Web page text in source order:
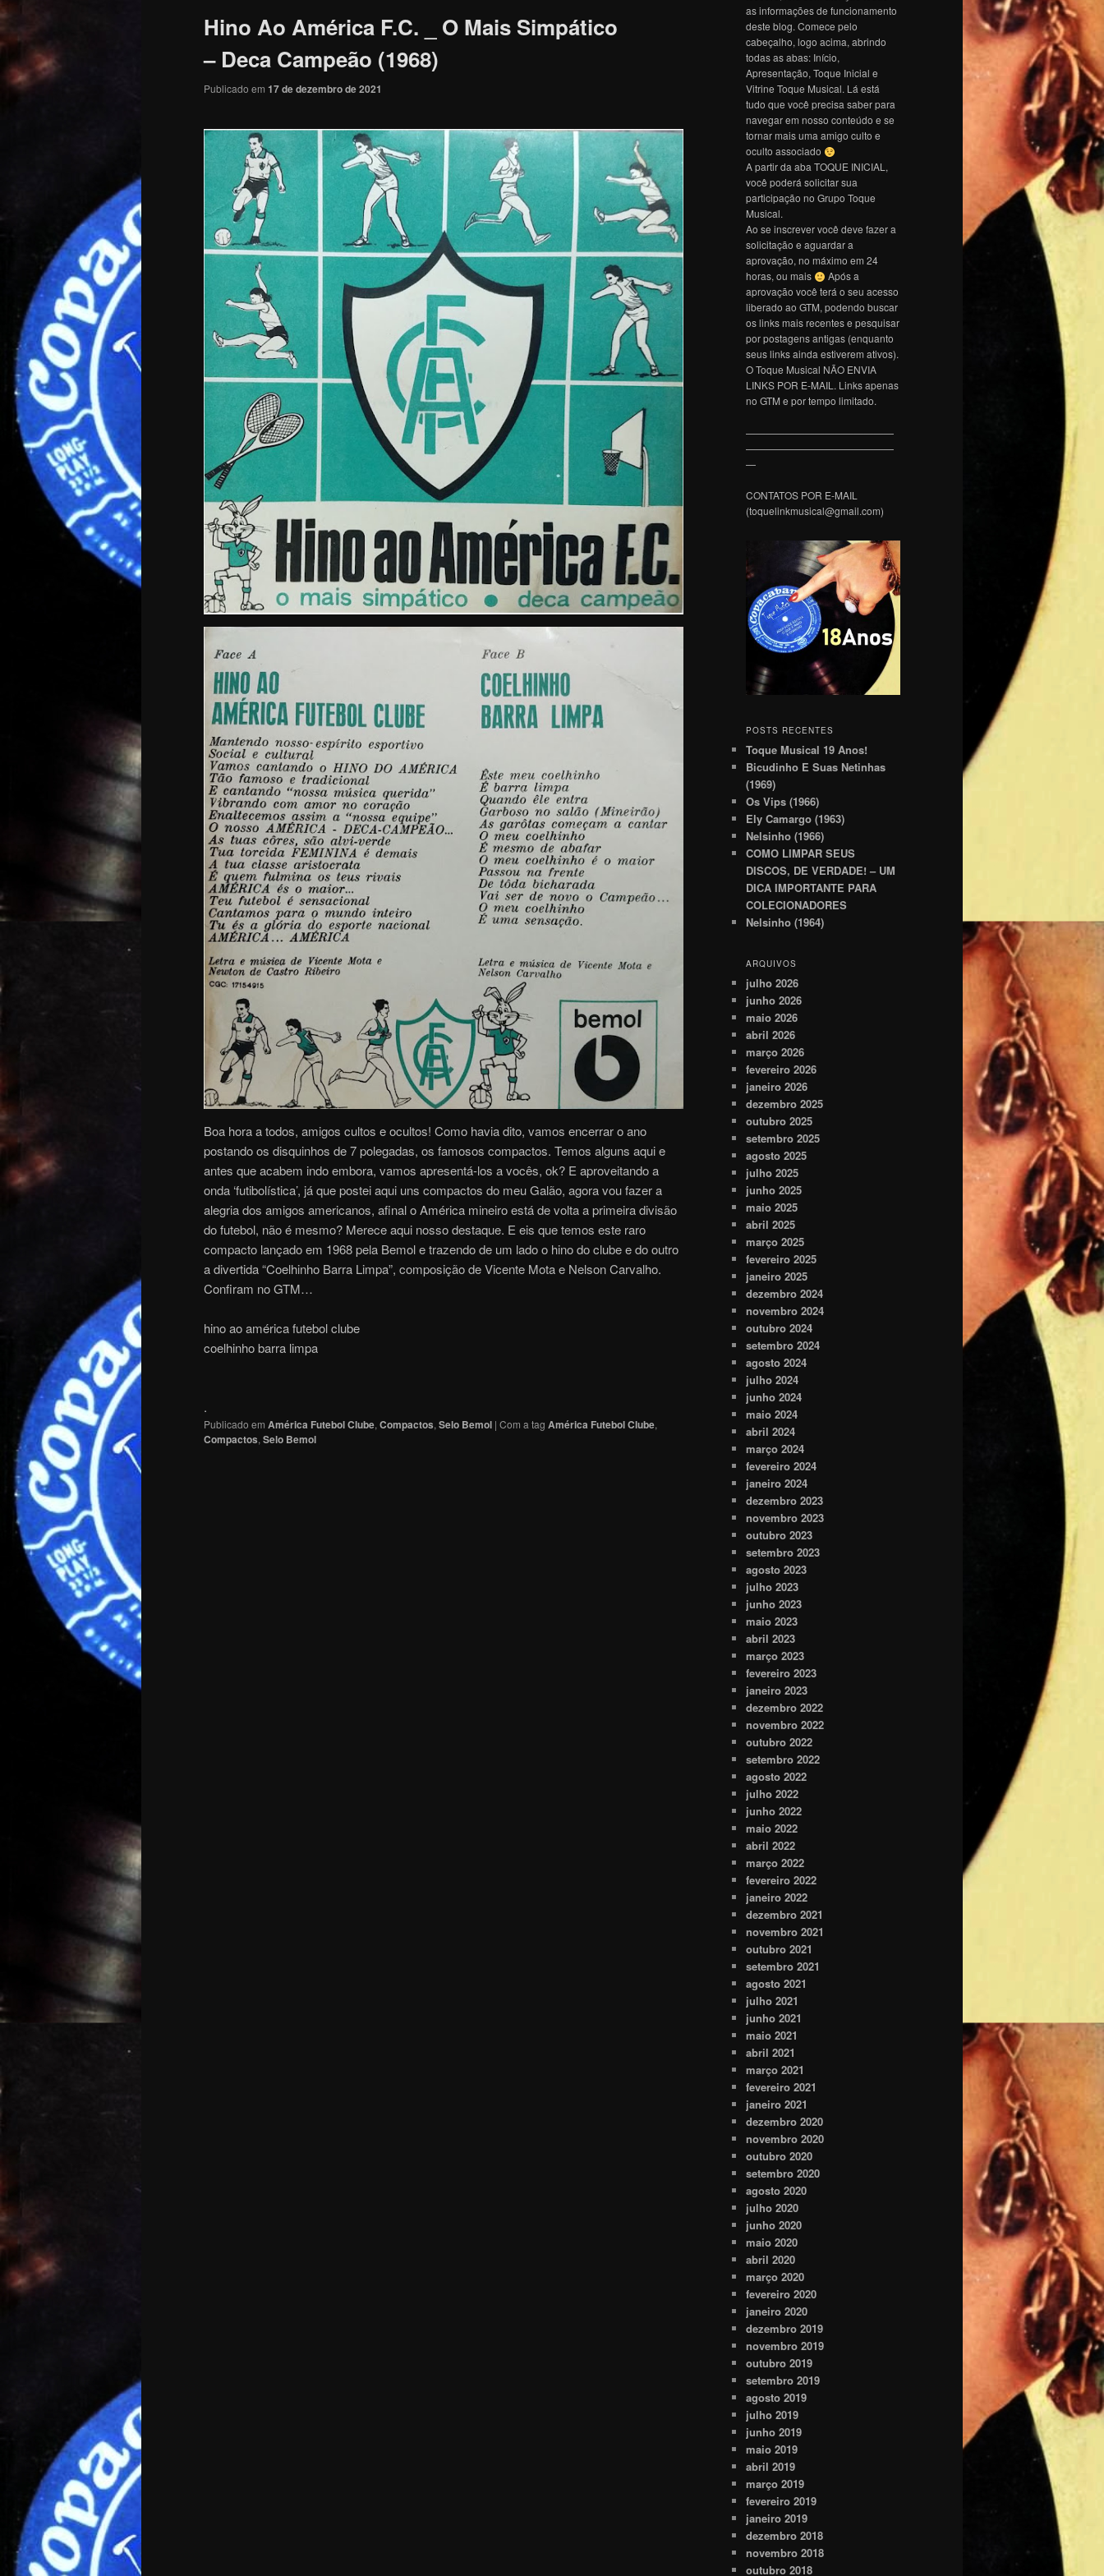
Hino Ao América F.C. _ O Mais Simpático
– Deca Campeão (1968)
Publicado em 17 de dezembro de 2021
Boa hora a todos, amigos cultos e ocultos! Como havia dito, vamos encerrar o ano
postando os disquinhos de 7 polegadas, os famosos compactos. Temos alguns aqui e
antes que acabem indo embora, vamos apresentá-los a vocês, ok? E aproveitando a
onda ‘futibolística’, já que postei aqui uns compactos do meu Galão, agora vou fazer a
alegria dos amigos americanos, afinal o América mineiro está de volta a primeira divisão
do futebol, não é mesmo? Merece aqui nosso destaque. E eis que temos este raro
compacto lançado em 1968 pela Bemol e trazendo de um lado o hino do clube e do outro
a divertida “Coelhinho Barra Limpa”, composição de Vicente Mota e Nelson Carvalho.
Confiram no GTM…
hino ao américa futebol clube
coelhinho barra limpa
.
Publicado em América Futebol Clube, Compactos, Selo Bemol | Com a tag América Futebol Clube,
Compactos, Selo Bemol
as informações de funcionamento
deste blog. Comece pelo
cabeçalho, logo acima, abrindo
todas as abas: Início,
Apresentação, Toque Inicial e
Vitrine Toque Musical. Lá está
tudo que você precisa saber para
navegar em nosso conteúdo e se
tornar mais uma amigo culto e
oculto associado
A partir da aba TOQUE INICIAL,
você poderá solicitar sua
participação no Grupo Toque
Musical.
Ao se inscrever você deve fazer a
solicitação e aguardar a
aprovação, no máximo em 24
horas, ou mais
Após a
aprovação você terá o seu acesso
liberado ao GTM, podendo buscar
os links mais recentes e pesquisar
por postagens antigas (enquanto
seus links ainda estiverem ativos).
O Toque Musical NÃO ENVIA
LINKS POR E-MAIL. Links apenas
no GTM e por tempo limitado.
———————————————
———————————————
—
CONTATOS POR E-MAIL
(toquelinkmusical@gmail.com)
POSTS RECENTES
Toque Musical 19 Anos!
Bicudinho E Suas Netinhas
(1969)
Os Vips (1966)
Ely Camargo (1963)
Nelsinho (1966)
COMO LIMPAR SEUS
DISCOS, DE VERDADE! – UM
DICA IMPORTANTE PARA
COLECIONADORES
Nelsinho (1964)
ARQUIVOS
julho 2026
junho 2026
maio 2026
abril 2026
março 2026
fevereiro 2026
janeiro 2026
dezembro 2025
outubro 2025
setembro 2025
agosto 2025
julho 2025
junho 2025
maio 2025
abril 2025
março 2025
fevereiro 2025
janeiro 2025
dezembro 2024
novembro 2024
outubro 2024
setembro 2024
agosto 2024
julho 2024
junho 2024
maio 2024
abril 2024
março 2024
fevereiro 2024
janeiro 2024
dezembro 2023
novembro 2023
outubro 2023
setembro 2023
agosto 2023
julho 2023
junho 2023
maio 2023
abril 2023
março 2023
fevereiro 2023
janeiro 2023
dezembro 2022
novembro 2022
outubro 2022
setembro 2022
agosto 2022
julho 2022
junho 2022
maio 2022
abril 2022
março 2022
fevereiro 2022
janeiro 2022
dezembro 2021
novembro 2021
outubro 2021
setembro 2021
agosto 2021
julho 2021
junho 2021
maio 2021
abril 2021
março 2021
fevereiro 2021
janeiro 2021
dezembro 2020
novembro 2020
outubro 2020
setembro 2020
agosto 2020
julho 2020
junho 2020
maio 2020
abril 2020
março 2020
fevereiro 2020
janeiro 2020
dezembro 2019
novembro 2019
outubro 2019
setembro 2019
agosto 2019
julho 2019
junho 2019
maio 2019
abril 2019
março 2019
fevereiro 2019
janeiro 2019
dezembro 2018
novembro 2018
outubro 2018